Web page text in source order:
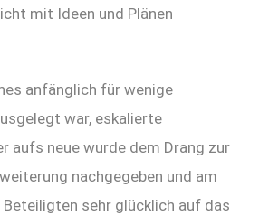
mit Ideen und Plänen
anfänglich für wenige
war, eskalierte
aufs neue wurde dem Drang zur
nachgegeben und am
Beteiligten sehr glücklich auf das